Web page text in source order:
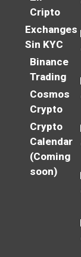
Cripto
Exchanges
Sin KYC
Binance
Trading
Cosmos
Crypto
Crypto
Calendar
(Coming
soon)